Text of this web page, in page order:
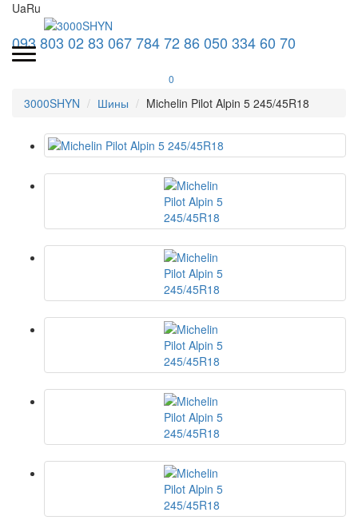
UaRu
093 803 02 83 067 784 72 86050 334 60 70
0
3000SHYN Шины Michelin Pilot Alpin 5 245/45R18